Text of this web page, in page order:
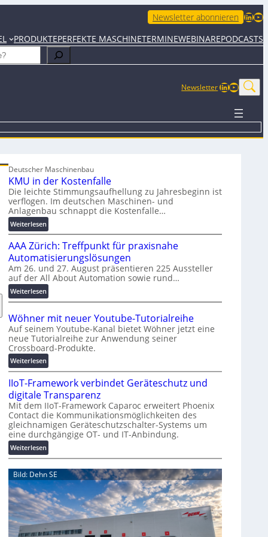
Newsletter abonnieren LinkedIn YouTube
PRODUKTEPERFEKTE MASCHINETERMINEWEBINAREPODCASTS
NewsletterLinkedIn
Deutscher Maschinenbau
KMU in der Kostenfalle
Die leichte Stimmungsaufhellung zu Jahresbeginn ist
verflogen. Im deutschen Maschinen- und
Anlagenbau schnappt die Kostenfalle…
Weiterlesen:
K
M
U
i
n
d
e
K
o
s
t
e
n
f
a
l
e
AAA Zürich: Treffpunkt für praxisnahe
Automatisierungslösungen
Am 26. und 27. August präsentieren 225 Aussteller
auf der All About Automation sowie rund…
Weiterlesen:
A
A
Z
ü
r
i
h
:
T
r
e
f
f
u
n
k
t
f
Wöhner mit neuer Youtube-Tutorialreihe
Auf seinem Youtube-Kanal bietet Wöhner jetzt eine
neue Tutorialreihe zur Anwendung seiner
Crossboard-Produkte.
Weiterlesen:
W
ö
h
n
e
r
m
i
t
n
e
u
e
r
Y
o
IIoT-Framework verbindet Geräteschutz und
digitale Transparenz
Mit dem IIoT-Framework Caparoc erweitert Phoenix
Contact die Kommunikationsmöglichkeiten des
gleichnamigen Geräteschutzschalter-Systems um
eine durchgängige OT- und IT-Anbindung.
Weiterlesen:
I
I
o
T
-
F
r
a
Bild: Dehn SE